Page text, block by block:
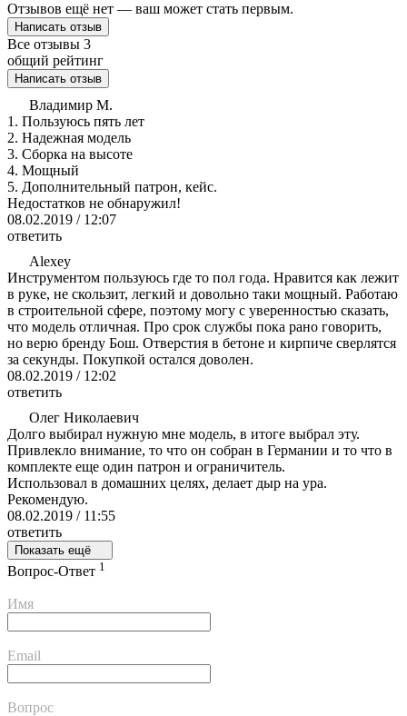
Отзывов ещё нет — ваш может стать первым.
Написать отзыв
Все отзывы 3
общий рейтинг
Написать отзыв
Владимир М.
1. Пользуюсь пять лет
2. Надежная модель
3. Сборка на высоте
4. Мощный
5. Дополнительный патрон, кейс.
Недостатков не обнаружил!
08.02.2019 / 12:07
ответить
Alexey
Инструментом пользуюсь где то пол года. Нравится как лежит
в руке, не скользит, легкий и довольно таки мощный. Работаю
в строительной сфере, поэтому могу с уверенностью сказать,
что модель отличная. Про срок службы пока рано говорить,
но верю бренду Бош. Отверстия в бетоне и кирпиче сверлятся
за секунды. Покупкой остался доволен.
08.02.2019 / 12:02
ответить
Олег Николаевич
Долго выбирал нужную мне модель, в итоге выбрал эту.
Привлекло внимание, то что он собран в Германии и то что в
комплекте еще один патрон и ограничитель.
Использовал в домашних целях, делает дыр на ура.
Рекомендую.
08.02.2019 / 11:55
ответить
Показать ещё
Вопрос-Ответ 1
Имя
Email
Вопрос